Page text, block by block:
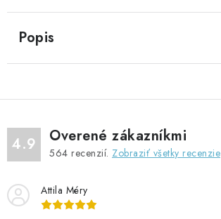
Popis
4.9 Overené zákazníkmi
564 recenzií. Zobraziť všetky recenzie
Attila Méry